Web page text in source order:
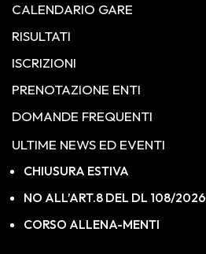
CALENDARIO GARE
RISULTATI
ISCRIZIONI
PRENOTAZIONE ENTI
DOMANDE FREQUENTI
ULTIME NEWS ED EVENTI
CHIUSURA ESTIVA
NO ALL’ART.8 DEL DL 108/2026
CORSO ALLENA-MENTI